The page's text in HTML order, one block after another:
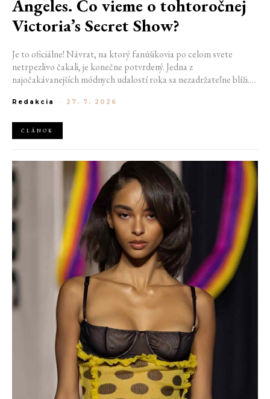
Angeles. Čo vieme o tohtoročnej
Victoria’s Secret Show?
Je to oficiálne! Návrat, na ktorý fanúšikovia po celom svete
netrpezlivo čakali, je konečne potvrdený. Jedna z
najočakávanejších módnych udalostí roka sa nezadržateľne blíži.
veľké novinky. Organizátori už prezradili miesto konania
prejde po ikonickom móle.
Redakcia - 27. 7. 2026
ČLÁNOK